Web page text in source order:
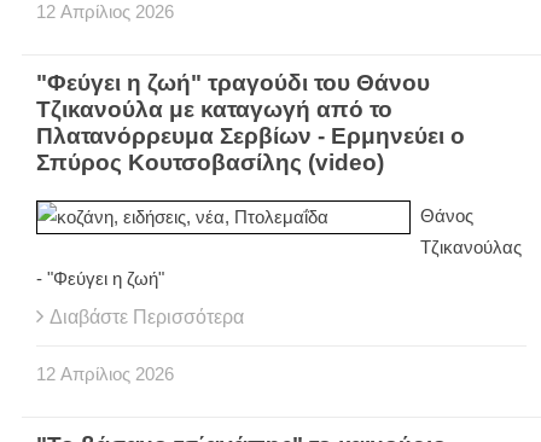
12 Απρίλιος 2026
"Φεύγει η ζωή" τραγούδι του Θάνου
Τζικανούλα με καταγωγή από το
Πλατανόρρευμα Σερβίων - Ερμηνεύει ο
Σπύρος Κουτσοβασίλης (video)
Θάνος
Τζικανούλας
- "Φεύγει η ζωή"
Διαβάστε Περισσότερα
12 Απρίλιος 2026